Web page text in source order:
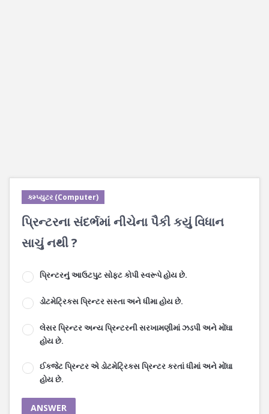
કમ્પ્યુટર (Computer)
પ્રિન્ટરના સંદર્ભમાં નીચેના પૈકી કયું વિધાન
સાચું નથી ?
પ્રિન્ટરનું આઉટપુટ સોફટ કોપી સ્વરૂપે હોય છે.
ડોટમેટ્રિકસ પ્રિન્ટર સસ્તા અને ધીમા હોય છે.
લેસર પ્રિન્ટર અન્ય પ્રિન્ટરની સરખામણીમાં ઝડપી અને મોંઘા
હોય છે.
ઈકજેટ પ્રિન્ટર એ ડોટમેટ્રિકસ પ્રિન્ટર કરતાં ધીમાં અને મોંઘા
હોય છે.
ANSWER